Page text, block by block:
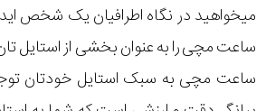
میخواهید در نگاه اطرافیان یک شخص
ساعت مچی را به عنوان بخشی از استایل
ساعت مچی به سبک استایل خودتان
نمایش
بیشتر...
طرح
(رزین -
نمایش